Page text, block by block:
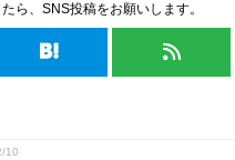
ら、SNS投稿をお願いします。
10